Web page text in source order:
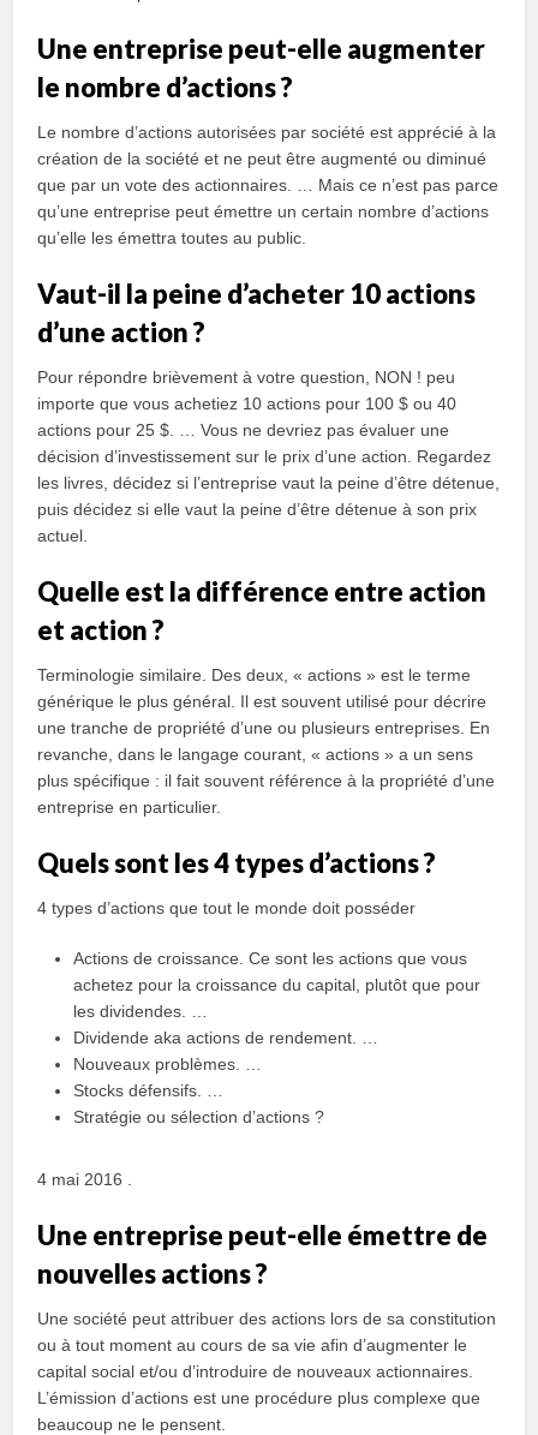
Une entreprise peut-elle augmenter
le nombre d’actions ?
Le nombre d’actions autorisées par société est apprécié à la
création de la société et ne peut être augmenté ou diminué
que par un vote des actionnaires. … Mais ce n’est pas parce
qu’une entreprise peut émettre un certain nombre d’actions
qu’elle les émettra toutes au public.
Vaut-il la peine d’acheter 10 actions
d’une action ?
Pour répondre brièvement à votre question, NON ! peu
importe que vous achetiez 10 actions pour 100 $ ou 40
actions pour 25 $. … Vous ne devriez pas évaluer une
décision d’investissement sur le prix d’une action. Regardez
les livres, décidez si l’entreprise vaut la peine d’être détenue,
puis décidez si elle vaut la peine d’être détenue à son prix
actuel.
Quelle est la différence entre action
et action ?
Terminologie similaire. Des deux, « actions » est le terme
générique le plus général. Il est souvent utilisé pour décrire
une tranche de propriété d’une ou plusieurs entreprises. En
revanche, dans le langage courant, « actions » a un sens
plus spécifique : il fait souvent référence à la propriété d’une
entreprise en particulier.
Quels sont les 4 types d’actions ?
4 types d’actions que tout le monde doit posséder
Actions de croissance. Ce sont les actions que vous
achetez pour la croissance du capital, plutôt que pour
les dividendes. …
Dividende aka actions de rendement. …
Nouveaux problèmes. …
Stocks défensifs. …
Stratégie ou sélection d’actions ?
4 mai 2016 .
Une entreprise peut-elle émettre de
nouvelles actions ?
Une société peut attribuer des actions lors de sa constitution
ou à tout moment au cours de sa vie afin d’augmenter le
capital social et/ou d’introduire de nouveaux actionnaires.
L’émission d’actions est une procédure plus complexe que
beaucoup ne le pensent.